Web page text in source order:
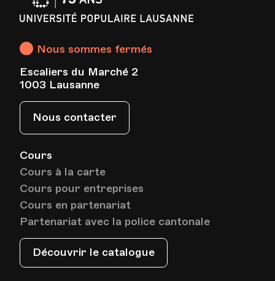
Cours
Cours à la carte
Cours pour entreprises
Cours en partenariat
Partenariat avec la police cantonale
Découvrir le catalogue
Nous sommes fermés
Escaliers du Marché 2
1003 Lausanne
Nous contacter